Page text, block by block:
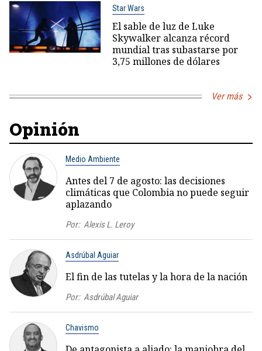
Star Wars
El sable de luz de Luke
Skywalker alcanza récord
mundial tras subastarse por
3,75 millones de dólares
Ver más
Opinión
Medio Ambiente
Antes del 7 de agosto: las decisiones
climáticas que Colombia no puede seguir
aplazando
Por: Alexis L. Leroy
Asdrúbal Aguiar
El fin de las tutelas y la hora de la nación
Por: Asdrúbal Aguiar
Chavismo